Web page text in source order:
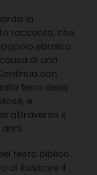
la
racconto, che
ebraico
di una
con
terra della
e
attraverso il
testo biblico
di illustrare il